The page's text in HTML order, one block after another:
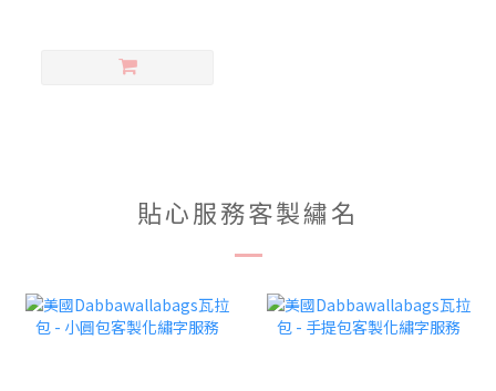
貼心服務客製繡名